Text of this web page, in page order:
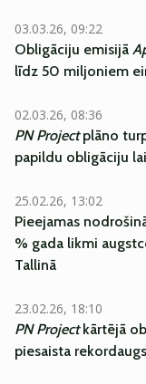
03.03.26, 09:22
Obligāciju emisijā
līdz 50 miljoniem
02.03.26, 08:36
PN Projectplāno
papildu obligāciju
25.02.26, 13:02
Pieejamas
% gada likmi
Tallinā
23.02.26, 18:10
PN Projectkārtējā
piesaista